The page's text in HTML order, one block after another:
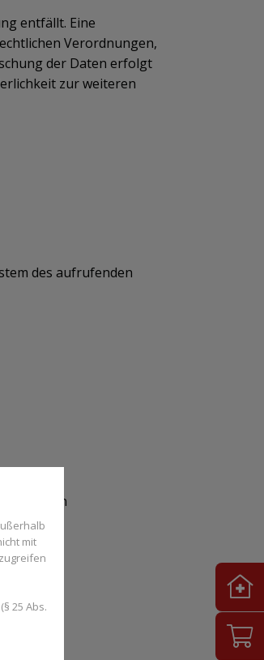
entfällt. Eine
Verordnungen,
der Daten erfolgt
zur weiteren
des aufrufenden
anderen
mit
25 Abs.